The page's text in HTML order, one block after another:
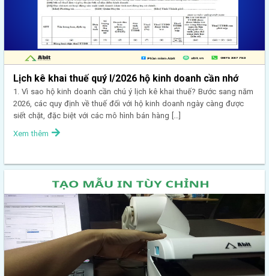
Lịch kê khai thuế quý I/2026 hộ kinh doanh cần nhớ
1. Vì sao hộ kinh doanh cần chú ý lịch kê khai thuế? Bước sang năm
2026, các quy định về thuế đối với hộ kinh doanh ngày càng được
siết chặt, đặc biệt với các mô hình bán hàng […]
Xem thêm